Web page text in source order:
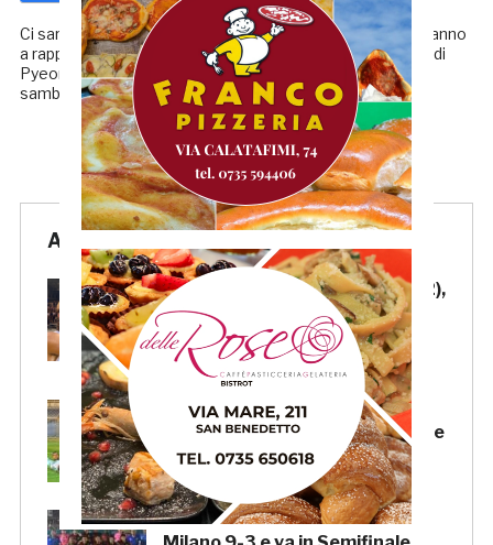
Ci sarà anche la bandiera rossoblù, tra le tante che si uniranno
a rappresentare il tricolore azzurro alle olimpiadi invernali di
Pyeongchang 2018, al via il 9 Febbraio, grazie al
sambenedettese Riccardo Bugari, qualificatosi nel […]
Articoli Recenti
Samb-Lanciano 4-0: Faggioli (2),
Candellori e Perrotta in gol
nell’ultima amichevole.
CRONACA
Samb-Lanciano 4-0: in gol
Faggioli (doppietta), Candellori e
Perrotta. LA CRONACA
La Samb Beach Soccer batte